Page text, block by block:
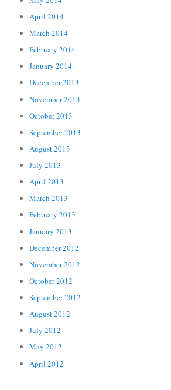
April 2014
March 2014
February 2014
January 2014
December 2013
November 2013
October 2013
September 2013
August 2013
July 2013
April 2013
March 2013
February 2013
January 2013
December 2012
November 2012
October 2012
September 2012
August 2012
July 2012
May 2012
April 2012